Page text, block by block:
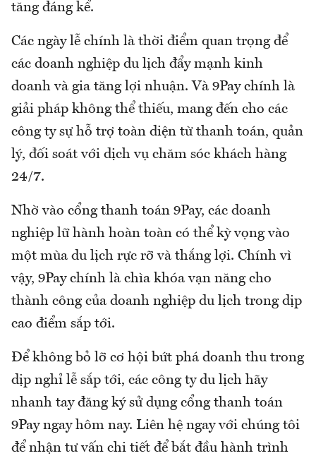
tăng đáng kể.
Các ngày lễ chính là thời điểm quan trọng để
các doanh nghiệp du lịch đẩy mạnh kinh
doanh và gia tăng lợi nhuận. Và 9Pay chính là
giải pháp không thể thiếu, mang đến cho các
công ty sự hỗ trợ toàn diện từ thanh toán, quản
lý, đối soát với dịch vụ chăm sóc khách hàng
24/7.
Nhờ vào cổng thanh toán 9Pay, các doanh
nghiệp lữ hành hoàn toàn có thể kỳ vọng vào
một mùa du lịch rực rỡ và thắng lợi. Chính vì
vậy, 9Pay chính là chìa khóa vạn năng cho
thành công của doanh nghiệp du lịch trong dịp
cao điểm sắp tới.
Để không bỏ lỡ cơ hội bứt phá doanh thu trong
dịp nghỉ lễ sắp tới, các công ty du lịch hãy
nhanh tay đăng ký sử dụng cổng thanh toán
9Pay ngay hôm nay. Liên hệ ngay với chúng tôi
để nhận tư vấn chi tiết để bắt đầu hành trình